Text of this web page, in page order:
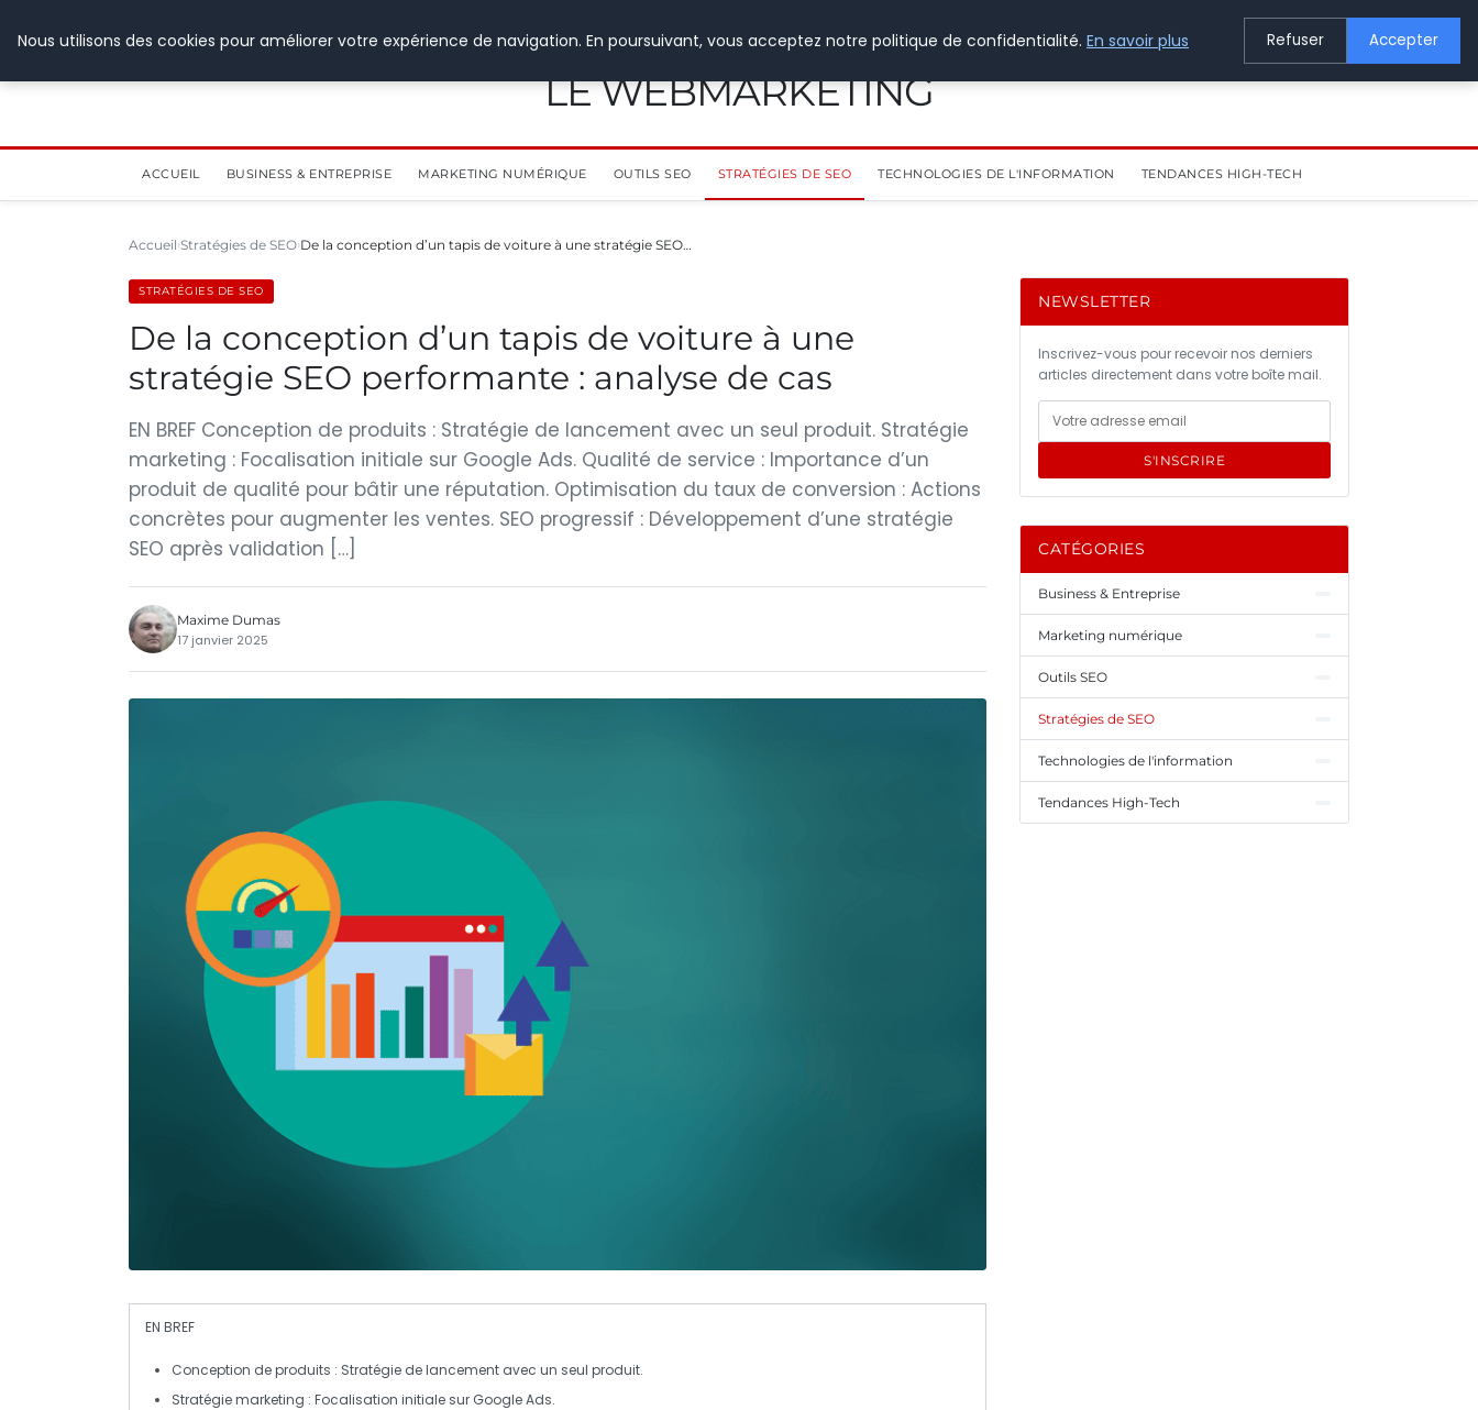
LE WEBMARKETING
ACCUEIL BUSINESS & ENTREPRISE MARKETING NUMÉRIQUE OUTILS SEO STRATÉGIES DE SEO TECHNOLOGIES DE L'INFORMATION TENDANCES HIGH-TECH
Accueil Stratégies de SEO De la conception d’un tapis de voiture à une stratégie SEO…
STRATÉGIES DE SEO
De la conception d’un tapis de voiture à une
stratégie SEO performante : analyse de cas
EN BREF Conception de produits : Stratégie de lancement avec un seul produit. Stratégie
marketing : Focalisation initiale sur Google Ads. Qualité de service : Importance d’un
produit de qualité pour bâtir une réputation. Optimisation du taux de conversion : Actions
concrètes pour augmenter les ventes. SEO progressif : Développement d’une stratégie
SEO après validation […]
Maxime Dumas
17 janvier 2025
EN BREF
Conception de produits : Stratégie de lancement avec un seul produit.
Stratégie marketing : Focalisation initiale sur Google Ads.
NEWSLETTER
Inscrivez-vous pour recevoir nos derniers
articles directement dans votre boîte mail.
S'INSCRIRE
CATÉGORIES
Business & Entreprise
Marketing numérique
Outils SEO
Stratégies de SEO
Technologies de l'information
Tendances High-Tech
Nous utilisons des cookies pour améliorer votre expérience de navigation. En poursuivant, vous acceptez notre politique de confidentialité. En savoir plus Refuser Accepter